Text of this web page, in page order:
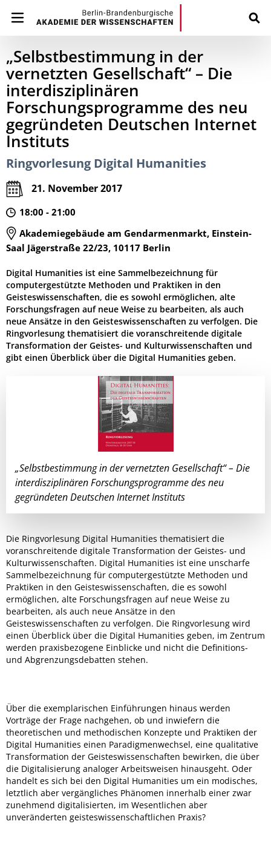
„Selbstbestimmung in der
vernetzten Gesellschaft“ – Die
interdisziplinären
Forschungsprogramme des neu
gegründeten Deutschen Internet
Instituts
Ringvorlesung Digital Humanities
21. November 2017
18:00 - 21:00
Akademiegebäude am Gendarmenmarkt, Einstein-
Saal Jägerstraße 22/23, 10117 Berlin
Digital Humanities ist eine Sammelbezeichnung für
computergestützte Methoden und Praktiken in den
Geisteswissenschaften, die es sowohl ermöglichen, alte
Forschungsfragen auf neue Weise zu bearbeiten, als auch
neue Ansätze in den Geisteswissenschaften zu verfolgen. Die
Ringvorlesung thematisiert die voranschreitende digitale
Transformation der Geistes- und Kulturwissenschaften und
gibt einen Überblick über die Digital Humanities geben.
„Selbstbestimmung in der vernetzten Gesellschaft“ – Die
interdisziplinären Forschungsprogramme des neu
gegründeten Deutschen Internet Instituts
Die Ringvorlesung Digital Humanities thematisiert die
voranschreitende digitale Transformation der Geistes- und
Kulturwissenschaften. Digital Humanities ist eine unscharfe
Sammelbezeichnung für computergestützte Methoden und
Praktiken in den Geisteswissenschaften, die es sowohl
ermöglichen, alte Forschungsfragen auf neue Weise zu
bearbeiten, als auch neue Ansätze in den
Geisteswissenschaften zu verfolgen. Die Ringvorlesung wird
einen Überblick über die Digital Humanities geben, im Zentrum
werden praxisbezogene Einblicke und nicht die Definitions-
und Abgrenzungsdebatten stehen.
Über die exemplarischen Einführungen hinaus werden
Vorträge der Frage nachgehen, ob und inwiefern die
theoretischen und methodischen Konzepte und Praktiken der
Digital Humanities einen Paradigmenwechsel, eine qualitative
Transformation der Geisteswissenschaften bewirken, die über
die Digitalisierung analoger Arbeitsweisen hinausgeht. Oder
handelt es sich bei den Digital Humanities um ein modisches,
letztlich aber vergängliches Phänomen innerhalb einer zwar
zunehmend digitalisierten, im Wesentlichen aber
unveränderten geisteswissenschaftlichen Praxis?